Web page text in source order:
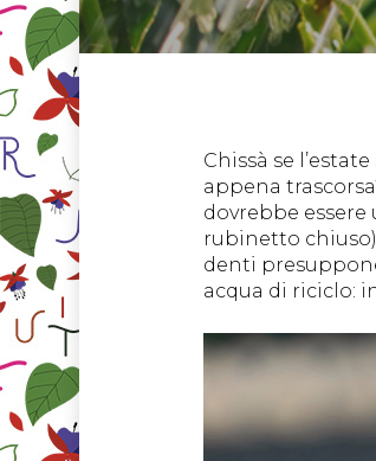
Chissà se
appena
dovrebbe
rubinetto
denti
acqua di riciclo: